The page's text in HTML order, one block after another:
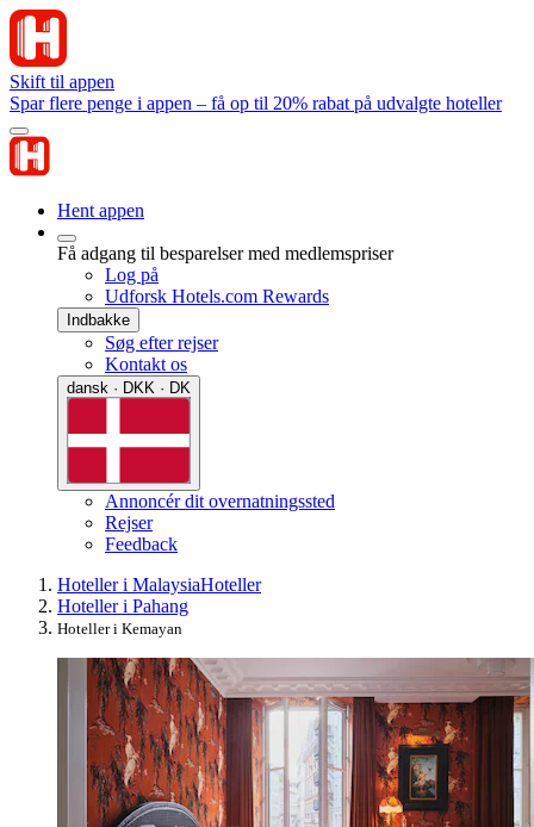
Skift til appen
Spar flere penge i appen – få op til 20% rabat på udvalgte hoteller
Hent appen
Få adgang til besparelser med medlemspriser
Log på
Udforsk Hotels.com Rewards
Indbakke
Søg efter rejser
Kontakt os
dansk · DKK · DK
Annoncér dit overnatningssted
Rejser
Feedback
Hoteller i MalaysiaHoteller
Hoteller i Pahang
Hoteller i Kemayan